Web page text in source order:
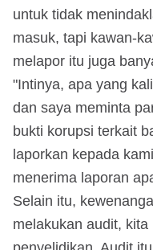
untuk tidak
masuk, tapi kawan-
melapor itu juga
"Intinya, apa yang
dan saya meminta
bukti korupsi terkait
laporkan kepada
menerima laporan
Selain itu,
melakukan audit,